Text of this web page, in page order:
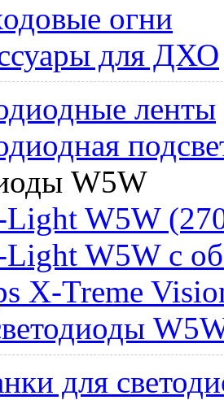
огни
для ДХО
ленты
W5W
W5W
W5W с
X-Treme
для